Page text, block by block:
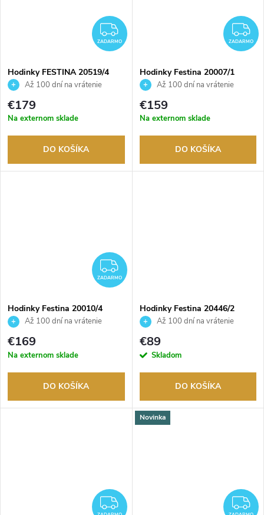
ZADARMO
ZADARMO
Hodinky FESTINA 20519/4
Až 100 dní na vrátenie
tovaru. Autorizovaný predajca.
€179
Na externom sklade
DO KOŠÍKA
ZADARMO
Hodinky Festina 20007/1
Až 100 dní na vrátenie
tovaru. Autorizovaný predajca.
€159
Na externom sklade
DO KOŠÍKA
ZADARMO
ZADARMO
Hodinky Festina 20010/4
Až 100 dní na vrátenie
tovaru. Autorizovaný predajca.
€169
Na externom sklade
DO KOŠÍKA
Hodinky Festina 20446/2
Až 100 dní na vrátenie
tovaru. Autorizovaný predajca.
€89
Skladom
DO KOŠÍKA
ZADARMO
Novinka